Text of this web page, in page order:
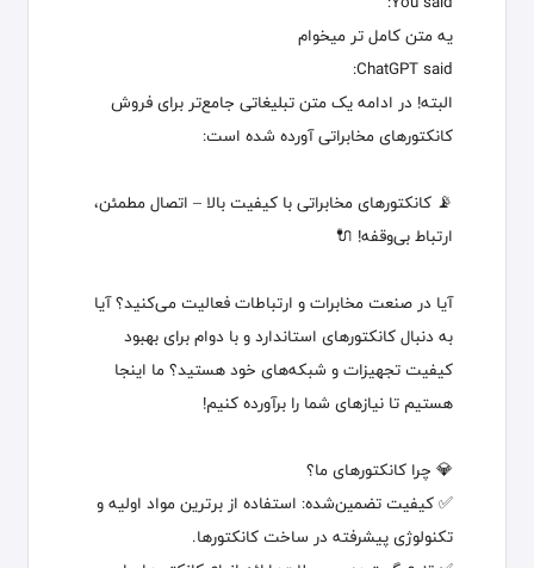
یه متن کامل تر میخوام
ChatGPT said:
البته! در ادامه یک متن تبلیغاتی جامع‌تر برای فروش
کانکتورهای مخابراتی آورده شده است:
📡 کانکتورهای مخابراتی با کیفیت بالا – اتصال مطمئن،
ارتباط بی‌وقفه! 🔌
آیا در صنعت مخابرات و ارتباطات فعالیت می‌کنید؟ آیا
به دنبال کانکتورهای استاندارد و با دوام برای بهبود
کیفیت تجهیزات و شبکه‌های خود هستید؟ ما اینجا
هستیم تا نیازهای شما را برآورده کنیم!
💎 چرا کانکتورهای ما؟
✅ کیفیت تضمین‌شده: استفاده از برترین مواد اولیه و
تکنولوژی پیشرفته در ساخت کانکتورها.